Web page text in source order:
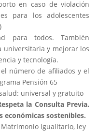
en caso de violación
para los adolescentes
para todos. También
universitaria y mejorar los
y tecnología.
número de afiliados y el
Pensión 65
universal y gratuito
la Consulta Previa.
económicas sostenibles.
Matrimonio Igualitario, ley